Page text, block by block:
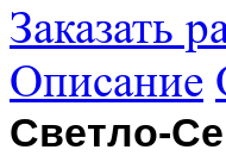
Заказать
Описание
Светло-